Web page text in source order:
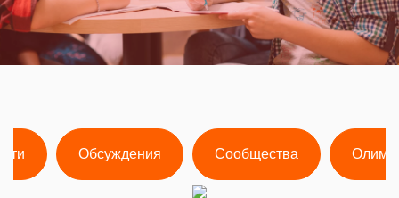
Обсуждения Сообщества